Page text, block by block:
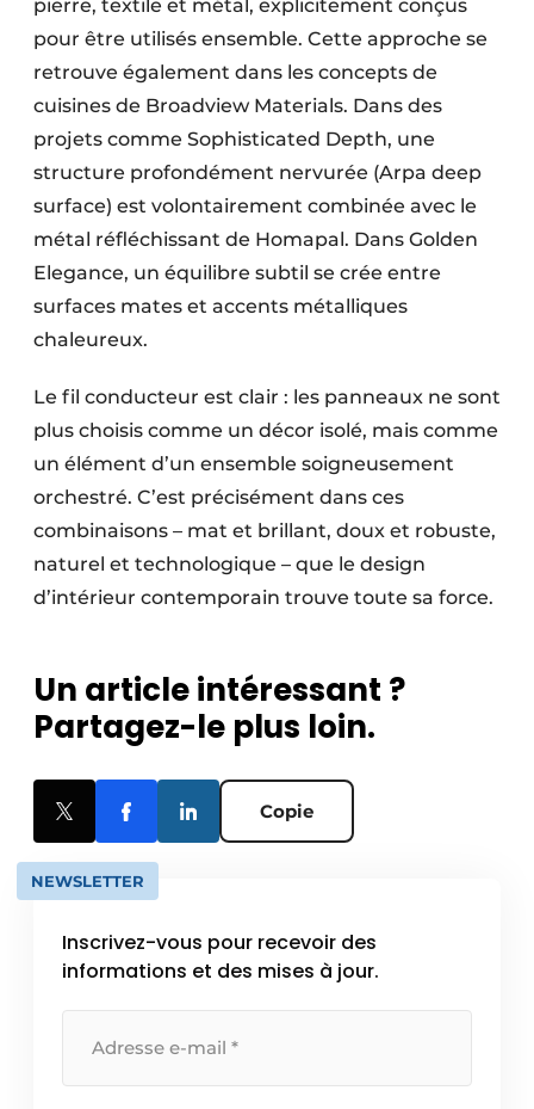
pierre, textile et métal, explicitement conçus
pour être utilisés ensemble. Cette approche se
retrouve également dans les concepts de
cuisines de Broadview Materials. Dans des
projets comme Sophisticated Depth, une
structure profondément nervurée (Arpa deep
surface) est volontairement combinée avec le
métal réfléchissant de Homapal. Dans Golden
Elegance, un équilibre subtil se crée entre
surfaces mates et accents métalliques
chaleureux.
Le fil conducteur est clair : les panneaux ne sont
plus choisis comme un décor isolé, mais comme
un élément d’un ensemble soigneusement
orchestré. C’est précisément dans ces
combinaisons – mat et brillant, doux et robuste,
naturel et technologique – que le design
d’intérieur contemporain trouve toute sa force.
Un article intéressant ?
Partagez-le plus loin.
Copie
NEWSLETTER
Inscrivez-vous pour recevoir des
informations et des mises à jour.